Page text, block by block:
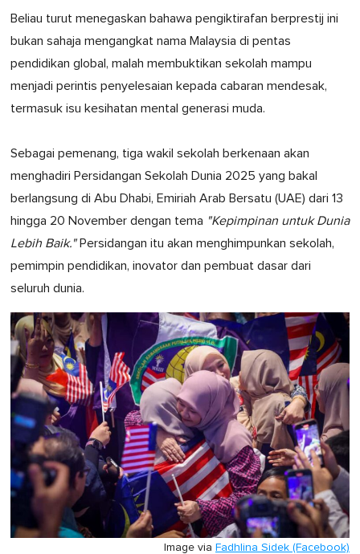
Beliau turut menegaskan bahawa pengiktirafan berprestij ini
bukan sahaja mengangkat nama Malaysia di pentas
pendidikan global, malah membuktikan sekolah mampu
menjadi perintis penyelesaian kepada cabaran mendesak,
termasuk isu kesihatan mental generasi muda.
Sebagai pemenang, tiga wakil sekolah berkenaan akan
menghadiri Persidangan Sekolah Dunia 2025 yang bakal
berlangsung di Abu Dhabi, Emiriah Arab Bersatu (UAE) dari 13
hingga 20 November dengan tema "Kepimpinan untuk Dunia
Lebih Baik."Persidangan itu akan menghimpunkan sekolah,
pemimpin pendidikan, inovator dan pembuat dasar dari
seluruh dunia.
Image via Fadhlina Sidek (Facebook)